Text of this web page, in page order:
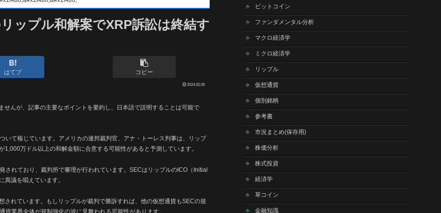
ップル和解案でXRP訴訟は終結す
はてブ コピー
2024.02.06
んが、記事の主要なポイントを要約し、日本語で説明することは可能で
て報じています。アメリカの連邦裁判官、アナ・トーレス判事は、リップ
万ドル以上の和解金額に合意する可能性があると予測しています。
れており、裁判所で審理が行われています。SECはリップルのICO（Initial
議を唱えています。
れています。もしリップルが裁判で勝訴すれば、他の仮想通貨もSECの規
業界全体が規制強化の波に見舞われる可能性があります。
ビットコイン
ファンダメンタル分析
マクロ経済学
ミクロ経済学
リップル
仮想通貨
個別銘柄
参考書
市況まとめ(保存用)
株価分析
株式投資
経済学
草コイン
金融知識